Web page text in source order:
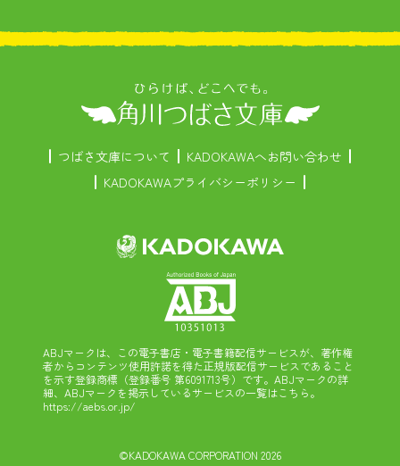
つばさ文庫について
KADOKAWAへお問い合わせ
KADOKAWAプライバシーポリシー
ABJマークは、この電子書店・電子書籍配信サービスが、著作権
者からコンテンツ使用許諾を得た正規版配信サービスであること
を示す登録商標（登録番号 第6091713号）です。ABJマークの詳
細、ABJマークを掲示しているサービスの一覧はこちら。
https://aebs.or.jp/
©KADOKAWA CORPORATION 2026